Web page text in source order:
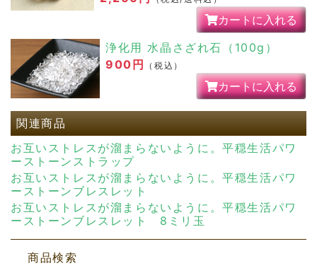
カートに入れる
関連商品
お互いストレスが溜まらないように。平穏生活パワ
ーストーンストラップ
お互いストレスが溜まらないように。平穏生活パワ
ーストーンブレスレット
お互いストレスが溜まらないように。平穏生活パワ
ーストーンブレスレット 8ミリ玉
商品検索